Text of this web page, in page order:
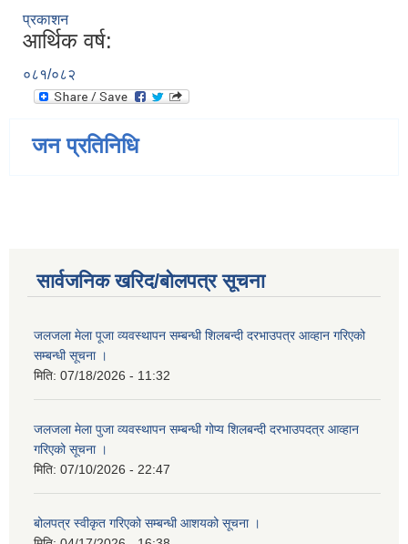
प्रकाशन
आर्थिक वर्ष:
०८१/०८२
जन प्रतिनिधि
सार्वजनिक खरिद/बोलपत्र सूचना
जलजला मेला पूजा व्यवस्थापन सम्बन्धी शिलबन्दी दरभाउपत्र आव्हान गरिएको
सम्बन्धी सूचना ।
मिति: 07/18/2026 - 11:32
जलजला मेला पुजा व्यवस्थापन सम्बन्धी गोप्य शिलबन्दी दरभाउपदत्र आव्हान
गरिएको सूचना ।
मिति: 07/10/2026 - 22:47
बोलपत्र स्वीकृत गरिएको सम्बन्धी आशयको सूचना ।